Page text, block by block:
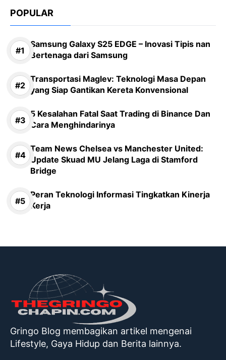
POPULAR
Samsung Galaxy S25 EDGE – Inovasi Tipis nan
Bertenaga dari Samsung
Transportasi Maglev: Teknologi Masa Depan
yang Siap Gantikan Kereta Konvensional
5 Kesalahan Fatal Saat Trading di Binance Dan
Cara Menghindarinya
Team News Chelsea vs Manchester United:
Update Skuad MU Jelang Laga di Stamford
Bridge
Peran Teknologi Informasi Tingkatkan Kinerja
Kerja
Gringo Blog membagikan artikel mengenai
Lifestyle, Gaya Hidup dan Berita lainnya.